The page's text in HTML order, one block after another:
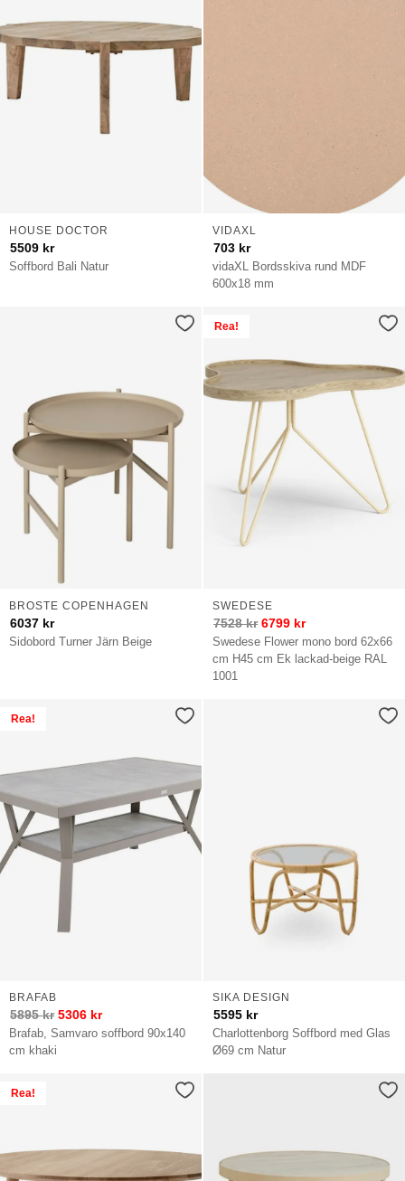
Soffbord Bali Natur
HOUSE DOCTOR
5509 kr
vidaXL Bordsskiva rund MDF
600x18 mm
VIDAXL
703 kr
Sidobord Turner Järn Beige
BROSTE COPENHAGEN
6037 kr
Rea!
Swedese Flower mono bord 62x66
cm H45 cm Ek lackad-beige RAL
1001
SWEDESE
7528kr 6799 kr
Rea!
Brafab, Samvaro soffbord 90x140
cm khaki
BRAFAB
5895kr 5306 kr
Charlottenborg Soffbord med Glas
Ø69 cm Natur
SIKA DESIGN
5595 kr
Rea!